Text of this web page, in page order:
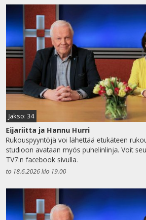
Jakso: 34
Eijariitta ja Hannu Hurri
Rukouspyyntöjä voi lähettää etukäteen
studioon avataan myös puhelinlinja. Voit
TV7:n facebook sivulla.
to 18.6.2026 klo 19.00